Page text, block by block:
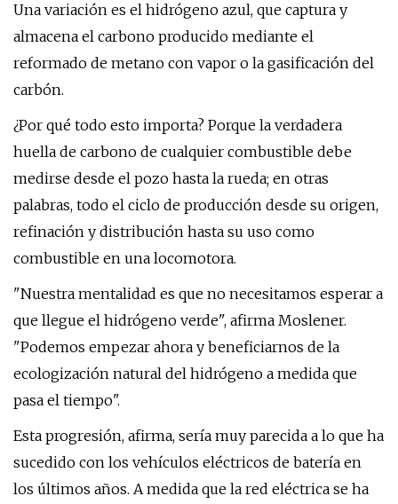
Una variación es el hidrógeno azul, que captura y
almacena el carbono producido mediante el
reformado de metano con vapor o la gasificación del
carbón.
¿Por qué todo esto importa? Porque la verdadera
huella de carbono de cualquier combustible debe
medirse desde el pozo hasta la rueda; en otras
palabras, todo el ciclo de producción desde su origen,
refinación y distribución hasta su uso como
combustible en una locomotora.
"Nuestra mentalidad es que no necesitamos esperar a
que llegue el hidrógeno verde", afirma Moslener.
"Podemos empezar ahora y beneficiarnos de la
ecologización natural del hidrógeno a medida que
pasa el tiempo".
Esta progresión, afirma, sería muy parecida a lo que ha
sucedido con los vehículos eléctricos de batería en
los últimos años. A medida que la red eléctrica se ha